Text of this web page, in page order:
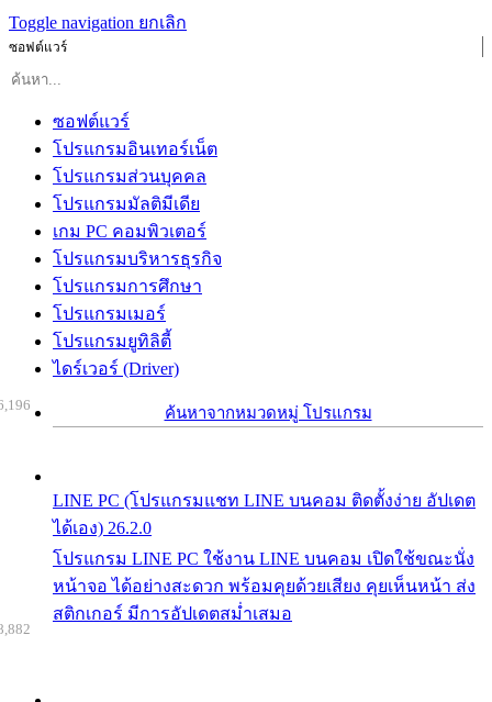
Toggle navigation ยกเลิก
ซอฟต์แวร์
ซอฟต์แวร์
โปรแกรมอินเทอร์เน็ต
โปรแกรมส่วนบุคคล
โปรแกรมมัลติมีเดีย
เกม PC คอมพิวเตอร์
โปรแกรมบริหารธุรกิจ
โปรแกรมการศึกษา
โปรแกรมเมอร์
โปรแกรมยูทิลิตี้
ไดร์เวอร์ (Driver)
ค้นหาจากหมวดหมู่ โปรแกรม
LINE PC (โปรแกรมแชท LINE บนคอม ติดตั้งง่าย อัปเดต
ได้เอง) 26.2.0
โปรแกรม LINE PC ใช้งาน LINE บนคอม เปิดใช้ขณะนั่ง
หน้าจอ ได้อย่างสะดวก พร้อมคุยด้วยเสียง คุยเห็นหน้า ส่ง
สติกเกอร์ มีการอัปเดตสม่ำเสมอ